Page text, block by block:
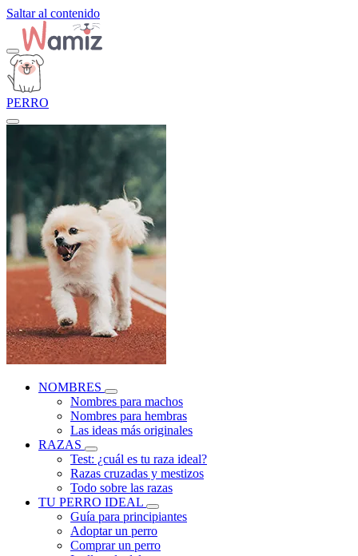
Saltar al contenido
PERRO
NOMBRES
Nombres para machos
Nombres para hembras
Las ideas más originales
RAZAS
Test: ¿cuál es tu raza ideal?
Razas cruzadas y mestizos
Todo sobre las razas
TU PERRO IDEAL
Guía para principiantes
Adoptar un perro
Comprar un perro